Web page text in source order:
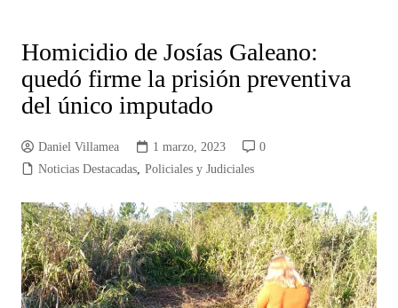
Homicidio de Josías Galeano:
quedó firme la prisión preventiva
del único imputado
Daniel Villamea 1 marzo, 2023
0
Noticias Destacadas, Policiales y Judiciales